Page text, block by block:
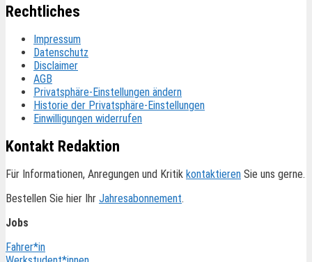
Rechtliches
Impressum
Datenschutz
Disclaimer
AGB
Privatsphäre-Einstellungen ändern
Historie der Privatsphäre-Einstellungen
Einwilligungen widerrufen
Kontakt Redaktion
Für Informationen, Anregungen und Kritik kontaktieren Sie uns gerne.
Bestellen Sie hier Ihr Jahresabonnement.
Jobs
Fahrer*in